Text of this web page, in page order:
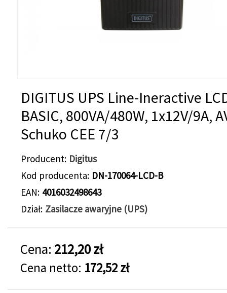
DIGITUS UPS Line-Ineractive
BASIC, 800VA/480W, 1x12V/9A,
Schuko CEE 7/3
Producent Digitus
Kod producenta DN-170064-LCD-B
EAN 4016032498643
Dział Zasilacze awaryjne (UPS)
Cena: 212,20 zł
Cena netto: 172,52 zł